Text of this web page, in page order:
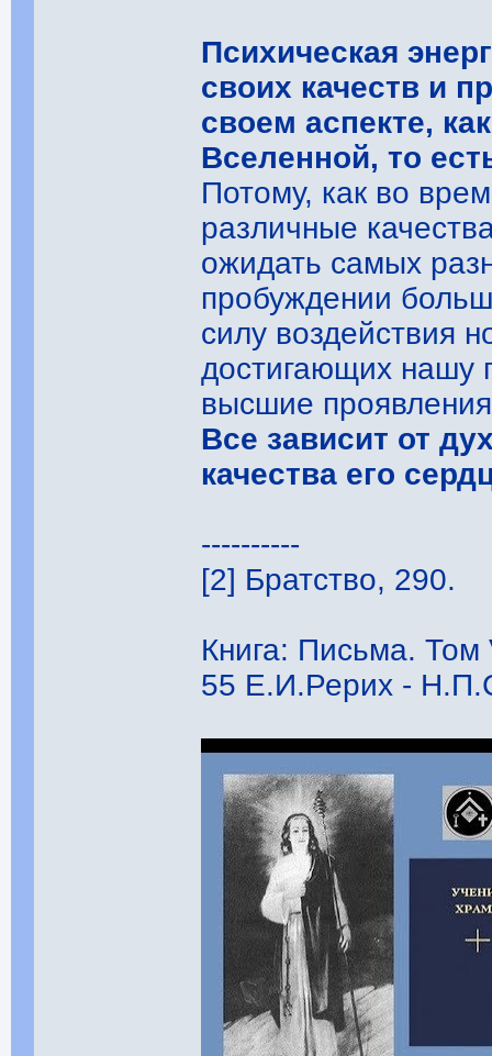
Психическая
своих качеств и
своем аспекте,
Вселенной, то
Потому, как во
различные
ожидать самых
пробуждении
силу воздействия
достигающих нашу
высшие
Все зависит от
качества его
----------
[2] Братство, 290.
Книга: Письма. Том
55 Е.И.Рерих -